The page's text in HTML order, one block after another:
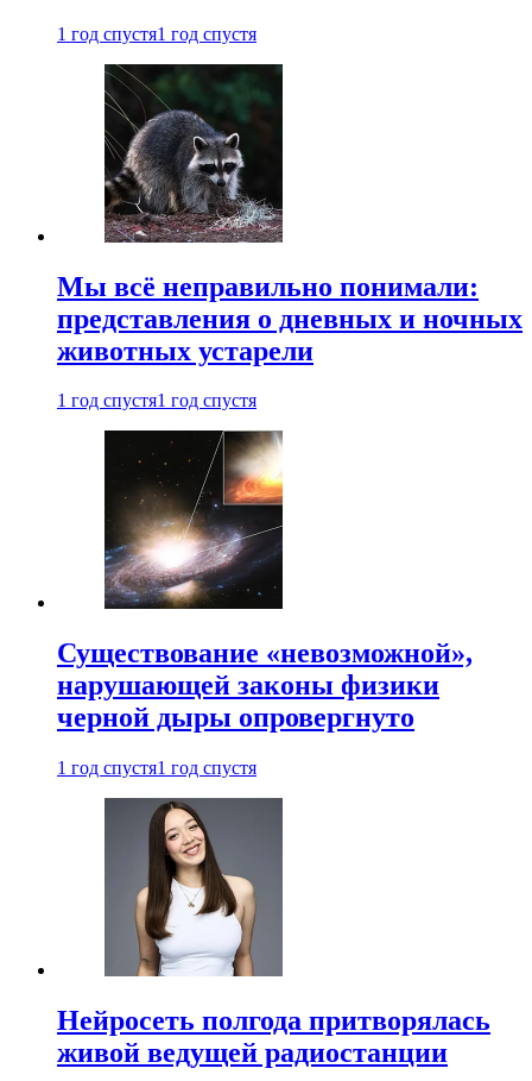
1 год спустя1 год спустя
Мы всё неправильно понимали:
представления о дневных и ночных
животных устарели
1 год спустя1 год спустя
Существование «невозможной»,
нарушающей законы физики
черной дыры опровергнуто
1 год спустя1 год спустя
Нейросеть полгода притворялась
живой ведущей радиостанции